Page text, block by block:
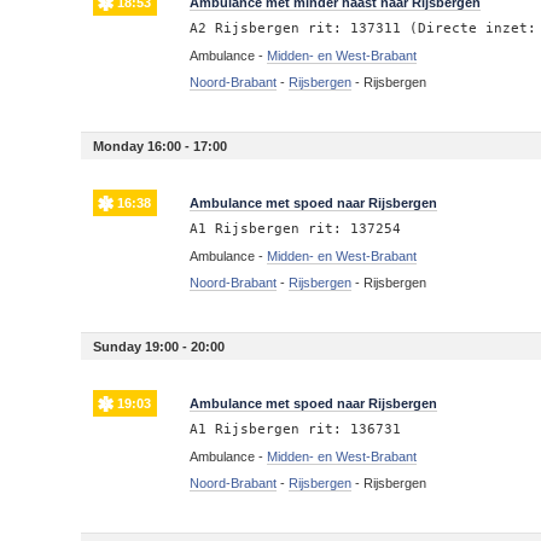
A2 Rijsbergen rit: 137311 (Directe
Ambulance - Midden- en West-Brabant
Noord-Brabant - Rijsbergen - Rijsbergen
Monday 16:00 - 17:00
16:38 Ambulance met spoed naar Rijsbergen
A1 Rijsbergen rit: 137254
Ambulance - Midden- en West-Brabant
Noord-Brabant - Rijsbergen - Rijsbergen
Sunday 19:00 - 20:00
19:03 Ambulance met spoed naar Rijsbergen
A1 Rijsbergen rit: 136731
Ambulance - Midden- en West-Brabant
Noord-Brabant - Rijsbergen - Rijsbergen